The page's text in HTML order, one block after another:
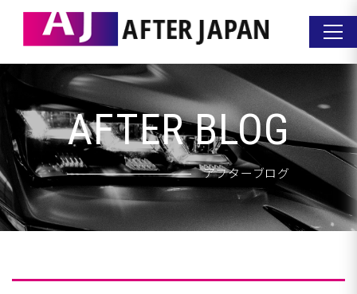
AFTER BLOG
アフターブログ